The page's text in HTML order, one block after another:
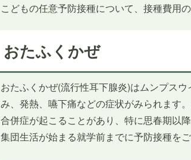
こどもの任意予防接種について、接種費用
おたふくかぜ
おたふくかぜ(流行性耳下腺炎)はムンプス
み、発熱、嚥下痛などの症状がみられます
合併症が起こることがあり、特に思春期以
集団生活が始まる就学前までに予防接種をご